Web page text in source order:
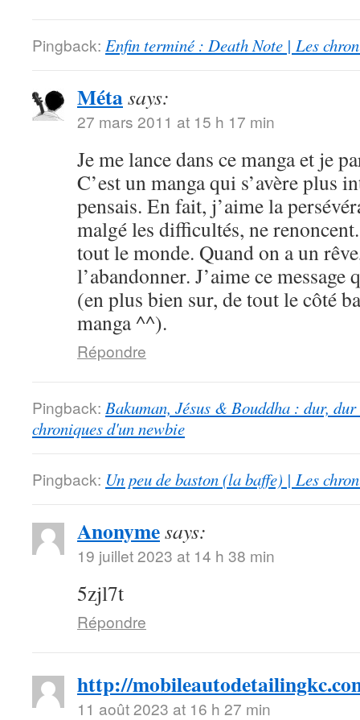
Pingback: Enfin terminé : Death Note | Les
Métasays:
27 mars 2011 at 15 h 17 min
Je me lance dans ce manga et je
C’est un manga qui s’avère plus
pensais. En fait, j’aime la
malgé les difficultés, ne
tout le monde. Quand on a un
l’abandonner. J’aime ce
(en plus bien sur, de tout le côté
manga ^^).
Répondre
Pingback: Bakuman, Jésus & Bouddha : dur,
chroniques d'un newbie
Pingback: Un peu de baston (la baffe) | Les
Anonymesays:
19 juillet 2023 at 14 h 38 min
5zjl7t
Répondre
http://
11 août 2023 at 16 h 27 min